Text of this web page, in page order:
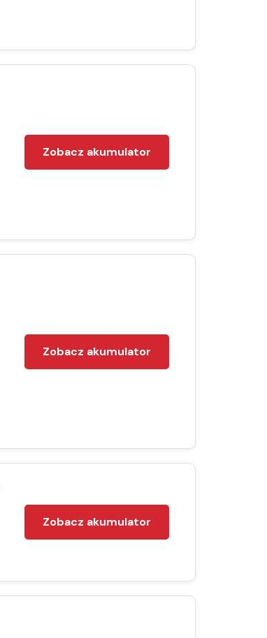
Zobacz akumulator
Zobacz akumulator
Zobacz akumulator